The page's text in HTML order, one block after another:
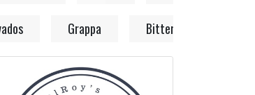
Grappa Bitter